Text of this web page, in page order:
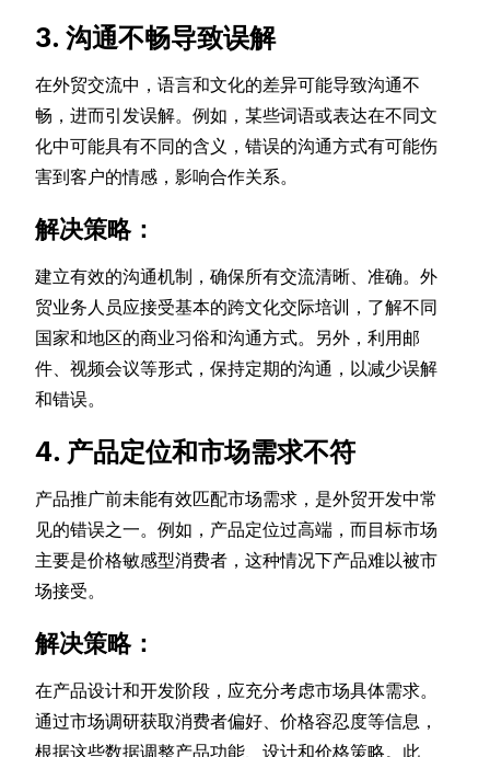
3. 沟通不畅导致误解
在外贸交流中，语言和文化的差异可能导致沟通不
畅，进而引发误解。例如，某些词语或表达在不同文
化中可能具有不同的含义，错误的沟通方式有可能伤
害到客户的情感，影响合作关系。
解决策略：
建立有效的沟通机制，确保所有交流清晰、准确。外
贸业务人员应接受基本的跨文化交际培训，了解不同
国家和地区的商业习俗和沟通方式。另外，利用邮
件、视频会议等形式，保持定期的沟通，以减少误解
和错误。
4. 产品定位和市场需求不符
产品推广前未能有效匹配市场需求，是外贸开发中常
见的错误之一。例如，产品定位过高端，而目标市场
主要是价格敏感型消费者，这种情况下产品难以被市
场接受。
解决策略：
在产品设计和开发阶段，应充分考虑市场具体需求。
通过市场调研获取消费者偏好、价格容忍度等信息，
根据这些数据调整产品功能、设计和价格策略。此